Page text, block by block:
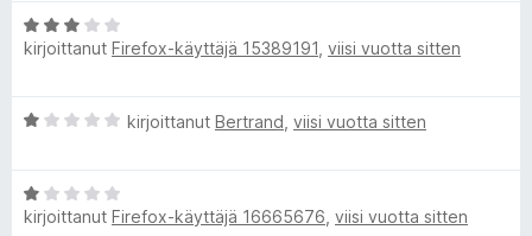
5
u
1
o
i
5
A
r
o
u
3
kirjoittanut Firefox-käyttäjä 15389191 viisi vuotta sitten
A
i
o
kirjoittanut Bertrand viisi vuotta sitten
A
rkirjoittanut Firefox-käyttäjä 16665676 viisi vuotta sitten